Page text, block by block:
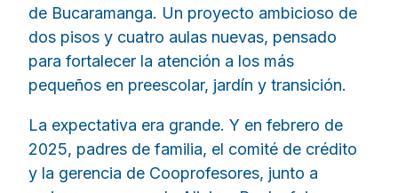
de Bucaramanga. Un proyecto ambicioso de
dos pisos y cuatro aulas nuevas, pensado
para fortalecer la atención a los más
pequeños en preescolar, jardín y transición.
La expectativa era grande. Y en febrero de
2025, padres de familia, el comité de crédito
y la gerencia de Cooprofesores, junto a